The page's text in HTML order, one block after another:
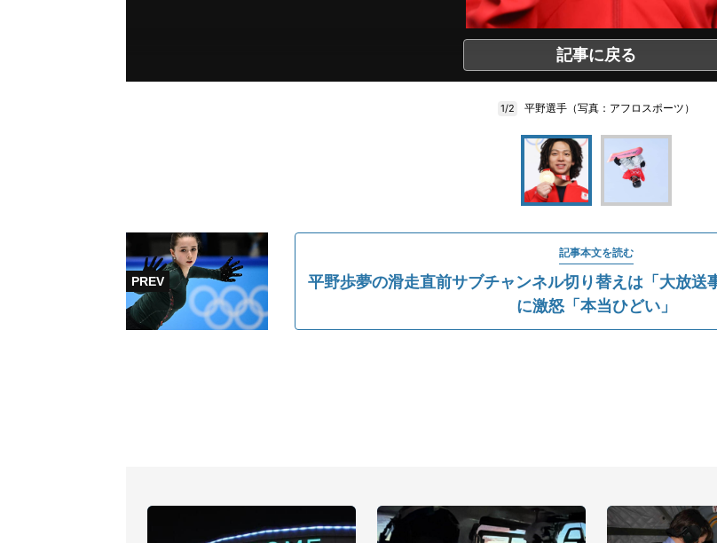
記事に戻る
1/2 平野選手（写真：アフロスポーツ）
記事本文を読む
平野歩夢の滑走直前サブチャンネル切り替えは「大放
に激怒「本当ひどい」